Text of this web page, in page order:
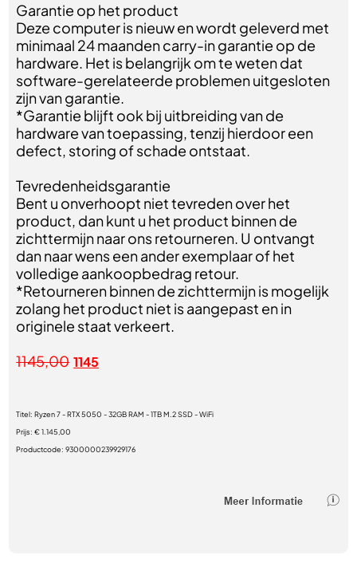
Garantie op het product
Deze computer is nieuw en wordt geleverd met
minimaal 24 maanden carry-in garantie op de
hardware. Het is belangrijk om te weten dat
software-gerelateerde problemen uitgesloten
zijn van garantie.
*Garantie blijft ook bij uitbreiding van de
hardware van toepassing, tenzij hierdoor een
defect, storing of schade ontstaat.
Tevredenheidsgarantie
Bent u onverhoopt niet tevreden over het
product, dan kunt u het product binnen de
zichttermijn naar ons retourneren. U ontvangt
dan naar wens een ander exemplaar of het
volledige aankoopbedrag retour.
*Retourneren binnen de zichttermijn is mogelijk
zolang het product niet is aangepast en in
originele staat verkeert.
1145,00 1145
Titel:Ryzen 7 - RTX 5050 - 32GB RAM - 1TB M.2 SSD - WiFi
Prijs:€ 1.145,00
Productcode:9300000239929176